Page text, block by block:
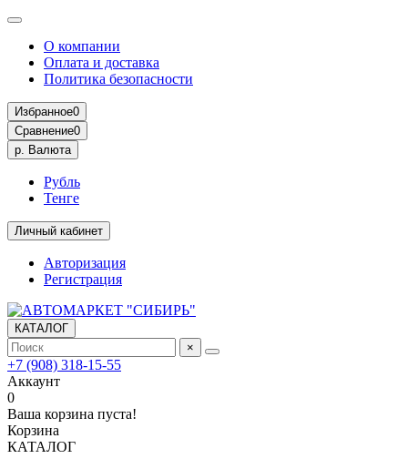
О компании
Оплата и доставка
Политика безопасности
Избранное0
Сравнение0
р. Валюта
Рубль
Тенге
Личный кабинет
Авторизация
Регистрация
КАТАЛОГ
×
+7 (908) 318-15-55
Аккаунт
0
Ваша корзина пуста!
Корзина
КАТАЛОГ